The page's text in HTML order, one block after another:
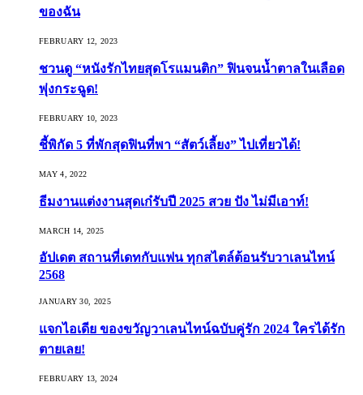
ของฉัน
FEBRUARY 12, 2023
ชวนดู “หนังรักไทยสุดโรแมนติก” ฟินจนน้ำตาลในเลือด
พุ่งกระฉูด!
FEBRUARY 10, 2023
ชี้พิกัด 5 ที่พักสุดฟินที่พา “สัตว์เลี้ยง” ไปเที่ยวได้!
MAY 4, 2022
ธีมงานแต่งงานสุดเก๋รับปี 2025 สวย ปัง ไม่มีเอาท์!
MARCH 14, 2025
อัปเดต สถานที่เดทกับแฟน ทุกสไตล์ต้อนรับวาเลนไทน์
2568
JANUARY 30, 2025
แจกไอเดีย ของขวัญวาเลนไทน์ฉบับคู่รัก 2024 ใครได้รัก
ตายเลย!
FEBRUARY 13, 2024